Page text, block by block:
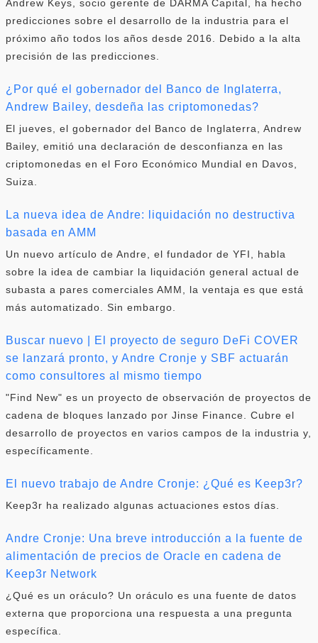
Andrew Keys, socio gerente de DARMA Capital, ha hecho
predicciones sobre el desarrollo de la industria para el
próximo año todos los años desde 2016. Debido a la alta
precisión de las predicciones.
¿Por qué el gobernador del Banco de Inglaterra,
Andrew Bailey, desdeña las criptomonedas?
El jueves, el gobernador del Banco de Inglaterra, Andrew
Bailey, emitió una declaración de desconfianza en las
criptomonedas en el Foro Económico Mundial en Davos,
Suiza.
La nueva idea de Andre: liquidación no destructiva
basada en AMM
Un nuevo artículo de Andre, el fundador de YFI, habla
sobre la idea de cambiar la liquidación general actual de
subasta a pares comerciales AMM, la ventaja es que está
más automatizado. Sin embargo.
Buscar nuevo | El proyecto de seguro DeFi COVER
se lanzará pronto, y Andre Cronje y SBF actuarán
como consultores al mismo tiempo
"Find New" es un proyecto de observación de proyectos de
cadena de bloques lanzado por Jinse Finance. Cubre el
desarrollo de proyectos en varios campos de la industria y,
específicamente.
El nuevo trabajo de Andre Cronje: ¿Qué es Keep3r?
Keep3r ha realizado algunas actuaciones estos días.
Andre Cronje: Una breve introducción a la fuente de
alimentación de precios de Oracle en cadena de
Keep3r Network
¿Qué es un oráculo? Un oráculo es una fuente de datos
externa que proporciona una respuesta a una pregunta
específica.